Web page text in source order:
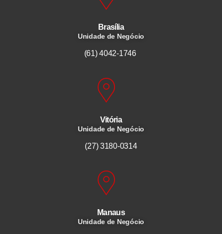
Brasília
Unidade de Negócio
(61) 4042-1746
Vitória
Unidade de Negócio
(27) 3180-0314
Manaus
Unidade de Negócio